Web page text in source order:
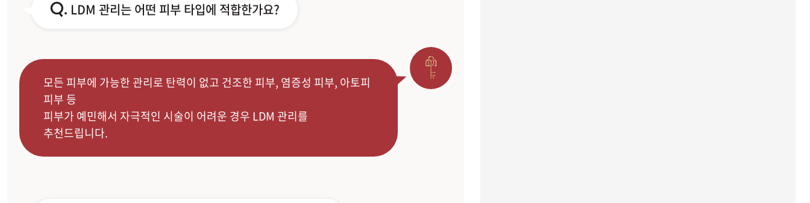
Q. LDM 관리는 어떤 피부 타입에 적합한가요?
모든 피부에 가능한 관리로 탄력이 없고 건조한 피부, 염증성 피부, 아토피
피부 등
피부가 예민해서 자극적인 시술이 어려운 경우 LDM 관리를
추천드립니다.